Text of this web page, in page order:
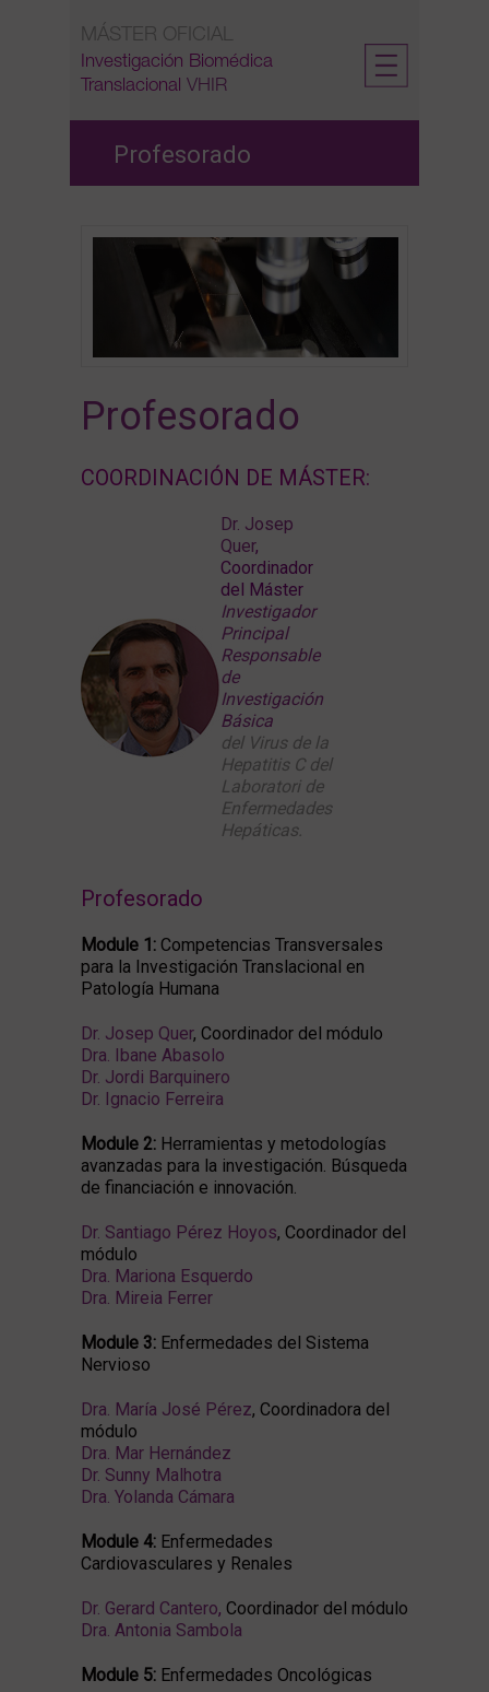
content
MÁSTER OFICIAL
Investigación Biomédica
Translacional VHIR
Profesorado
Profesorado
COORDINACIÓN DE MÁSTER:
Dr. Josep
Quer,
Coordinador
del Máster
Investigador
Principal
Responsable
de
Investigación
Básica
del Virus de la
Hepatitis C del
Laboratori de
Enfermedades
Hepáticas.
Profesorado
Module 1: Competencias Transversales
para la Investigación Translacional en
Patología Humana
Dr. Josep Quer, Coordinador del módulo
Dra. Ibane Abasolo
Dr. Jordi Barquinero
Dr. Ignacio Ferreira
Module 2: Herramientas y metodologías
avanzadas para la investigación. Búsqueda
de financiación e innovación.
Dr. Santiago Pérez Hoyos, Coordinador del
módulo
Dra. Mariona Esquerdo
Dra. Mireia Ferrer
Module 3: Enfermedades del Sistema
Nervioso
Dra. María José Pérez, Coordinadora del
módulo
Dra. Mar Hernández
Dr. Sunny Malhotra
Dra. Yolanda Cámara
Module 4: Enfermedades
Cardiovasculares y Renales
Dr. Gerard Cantero, Coordinador del módulo
Dra. Antonia Sambola
Module 5: Enfermedades Oncológicas